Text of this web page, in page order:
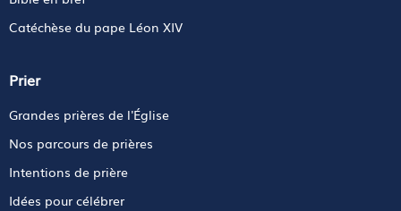
Catéchèse du pape Léon XIV
Prier
Grandes prières de l'Église
Nos parcours de prières
Intentions de prière
Idées pour célébrer